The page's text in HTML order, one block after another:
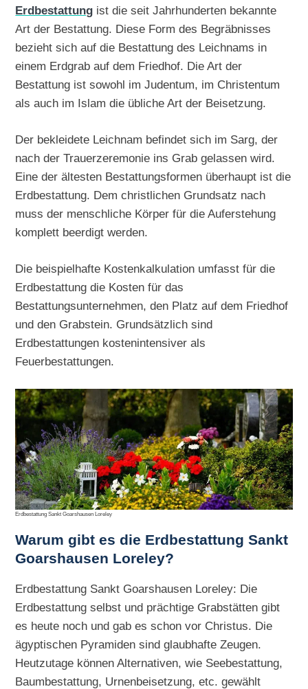
Erdbestattung ist die seit Jahrhunderten bekannte
Art der Bestattung. Diese Form des Begräbnisses
bezieht sich auf die Bestattung des Leichnams in
einem Erdgrab auf dem Friedhof. Die Art der
Bestattung ist sowohl im Judentum, im Christentum
als auch im Islam die übliche Art der Beisetzung.
Der bekleidete Leichnam befindet sich im Sarg, der
nach der Trauerzeremonie ins Grab gelassen wird.
Eine der ältesten Bestattungsformen überhaupt ist die
Erdbestattung. Dem christlichen Grundsatz nach
muss der menschliche Körper für die Auferstehung
komplett beerdigt werden.
Die beispielhafte Kostenkalkulation umfasst für die
Erdbestattung die Kosten für das
Bestattungsunternehmen, den Platz auf dem Friedhof
und den Grabstein. Grundsätzlich sind
Erdbestattungen kostenintensiver als
Feuerbestattungen.
Erdbestattung Sankt Goarshausen Loreley
Warum gibt es die Erdbestattung Sankt
Goarshausen Loreley?
Erdbestattung Sankt Goarshausen Loreley: Die
Erdbestattung selbst und prächtige Grabstätten gibt
es heute noch und gab es schon vor Christus. Die
ägyptischen Pyramiden sind glaubhafte Zeugen.
Heutzutage können Alternativen, wie Seebestattung,
Baumbestattung, Urnenbeisetzung, etc. gewählt